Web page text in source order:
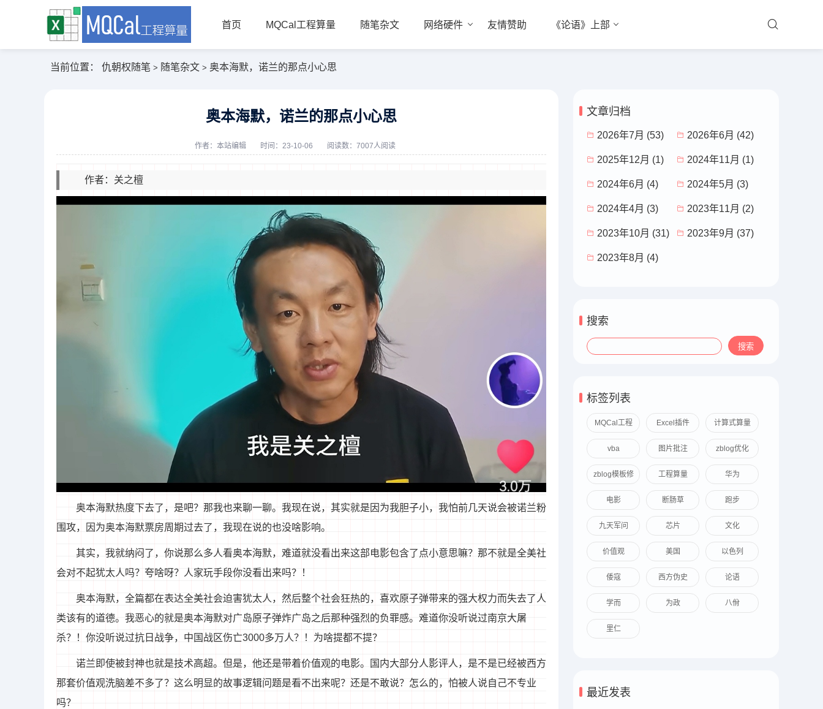
首页 MQCal工程算量 随笔杂文 网络硬件 友情赞助 《论语》上部
当前位置： 仇朝权随笔 > 随笔杂文 > 奥本海默，诺兰的那点小心思
奥本海默，诺兰的那点小心思
作者： 本站编辑 时间：23-10-06 阅读数：7007人阅读
作者：关之檀
奥本海默热度下去了，是吧？那我也来聊一聊。我现在说，其实就是因为我胆子小，我怕前几天说会被诺兰粉
围攻，因为奥本海默票房周期过去了，我现在说的也没啥影响。
其实，我就纳闷了，你说那么多人看奥本海默，难道就没看出来这部电影包含了点小意思嘛？那不就是全美社
会对不起犹太人吗？夸啥呀？人家玩手段你没看出来吗？！
奥本海默，全篇都在表达全美社会迫害犹太人，然后整个社会狂热的，喜欢原子弹带来的强大权力而失去了人
类该有的道德。我恶心的就是奥本海默对广岛原子弹炸广岛之后那种强烈的负罪感。难道你没听说过南京大屠
杀？！你没听说过抗日战争，中国战区伤亡3000多万人？！为啥提都不提？
诺兰即使被封神也就是技术高超。但是，他还是带着价值观的电影。国内大部分人影评人，是不是已经被西方
那套价值观洗脑差不多了？这么明显的故事逻辑问题是看不出来呢？还是不敢说？怎么的，怕被人说自己不专业
吗？
文章归档
2026年7月 (53) 2026年6月 (42)
2025年12月 (1) 2024年11月 (1)
2024年6月 (4) 2024年5月 (3)
2024年4月 (3) 2023年11月 (2)
2023年10月 (31) 2023年9月 (37)
2023年8月 (4)
搜索
标签列表
MQCal工程
算量
Excel插件 计算式算量
vba 图片批注 zblog优化
zblog模板修
改
工程算量 华为
电影 断肠草 跑步
九天军问 芯片 文化
价值观 美国 以色列
倭寇 西方伪史 论语
学而 为政 八佾
里仁
最近发表